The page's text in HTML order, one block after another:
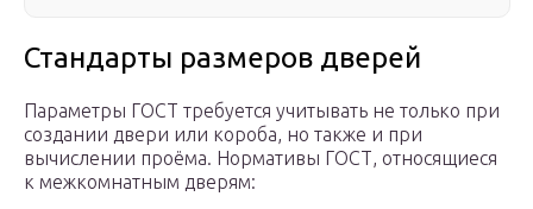
Стандарты размеров дверей
Параметры ГОСТ требуется учитывать не только при
создании двери или короба, но также и при
вычислении проёма. Нормативы ГОСТ, относящиеся
к межкомнатным дверям: